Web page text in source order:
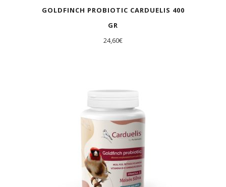
GOLDFINCH PROBIOTIC CARDUELIS 400
GR
24,60€